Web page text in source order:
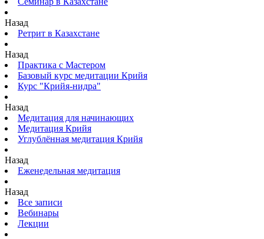
Назад
Ретрит в Казахстане
Назад
Практика с Мастером
Базовый курс медитации Крийя
Курс "Крийя-нидра"
Назад
Медитация для начинающих
Медитация Крийя
Углублённая медитация Крийя
Назад
Еженедельная медитация
Назад
Все записи
Вебинары
Лекции